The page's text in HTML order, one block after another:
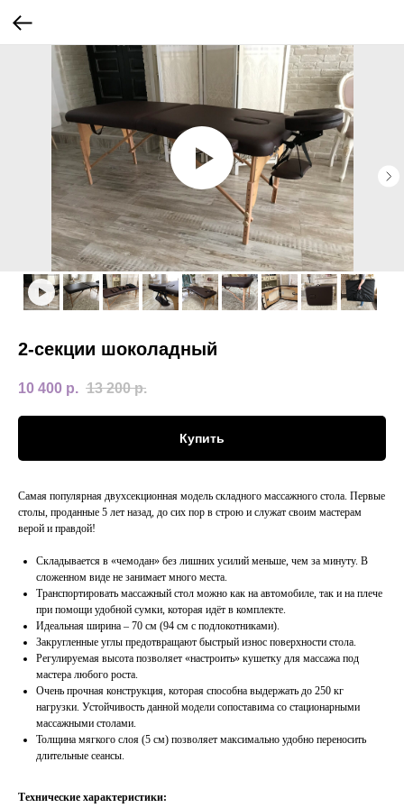
2-секции шоколадный
10 400 р. 13 200 р.
Купить
Самая популярная двухсекционная модель складного массажного стола. Первые
столы, проданные 5 лет назад, до сих пор в строю и служат своим мастерам
верой и правдой!
Складывается в «чемодан» без лишних усилий меньше, чем за минуту. В
сложенном виде не занимает много места.
Транспортировать массажный стол можно как на автомобиле, так и на плече
при помощи удобной сумки, которая идёт в комплекте.
Идеальная ширина – 70 см (94 см с подлокотниками).
Закругленные углы предотвращают быстрый износ поверхности стола.
Регулируемая высота позволяет «настроить» кушетку для массажа под
мастера любого роста.
Очень прочная конструкция, которая способна выдержать до 250 кг
нагрузки. Устойчивость данной модели сопоставима со стационарными
массажными столами.
Толщина мягкого слоя (5 см) позволяет максимально удобно переносить
длительные сеансы.
Технические характеристики: